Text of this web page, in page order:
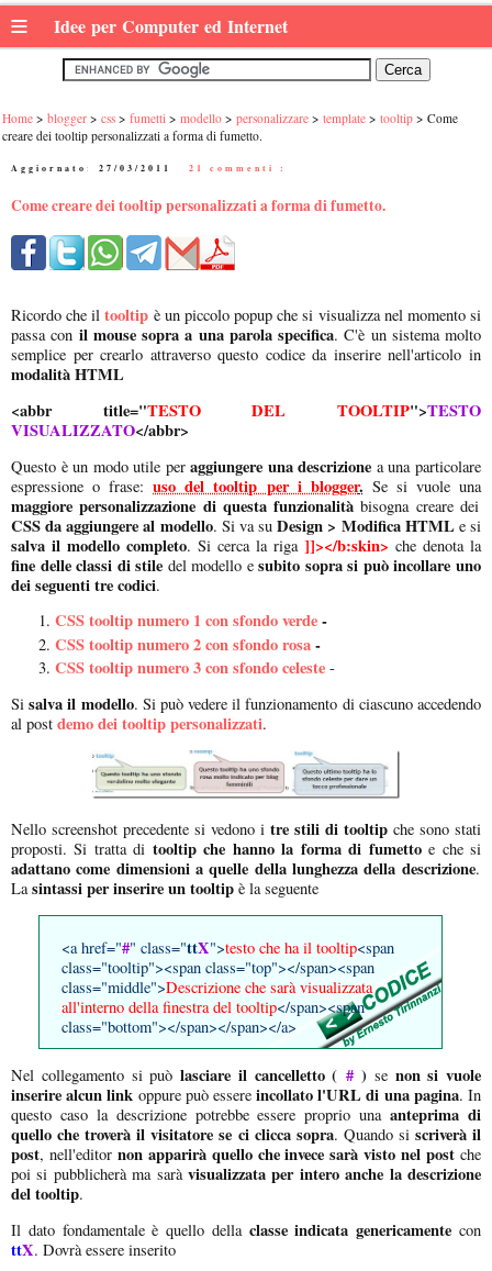
≡ Idee per Computer ed Internet
Home blogger css fumetti modello personalizzare template tooltip
Come
creare dei tooltip personalizzati a forma di fumetto.
Aggiornato: 27/03/2011 21 commenti :
Come creare dei tooltip personalizzati a forma di fumetto.
Ricordo che iltooltip è un piccolo popup che si visualizza nel momento si
passa con il mouse sopra a una parola specifica. C'è un sistema molto
semplice per crearlo attraverso questo codice da inserire nell'articolo in
modalità HTML
<abbr title="TESTO DEL TOOLTIP">TESTO
VISUALIZZATO</abbr>
Questo è un modo utile peraggiungere una descrizione a una particolare
espressione o frase:uso del tooltip per i blogger. Se si vuole una
maggiore personalizzazione di questa funzionalitàbisogna creare dei
CSS da aggiungere al modello. Si va suDesign > Modifica HTMLe si
salva il modello completo. Si cerca la riga]]></b:skin> che denota la
fine delle classi di stile del modello esubito sopra si può incollare uno
dei seguenti tre codici.
CSS tooltip numero 1 con sfondo verde-
CSS tooltip numero 2 con sfondo rosa-
CSS tooltip numero 3 con sfondo celeste -
Si salva il modello. Si può vedere il funzionamento di ciascuno accedendo
al post demo dei tooltip personalizzati.
Nello screenshot precedente si vedono i tre stili di tooltip che sono stati
proposti. Si tratta di tooltip che hanno la forma di fumettoe che si
adattano come dimensioni a quelle della lunghezza della descrizione.
Lasintassi per inserire un tooltip è la seguente
<a href="#" class="ttX">testo che ha il tooltip<span
class="tooltip"><span class="top"></span><span
class="middle">Descrizione che sarà visualizzata
all'interno della finestra del tooltip</span><span
class="bottom"></span></span></a>
Nel collegamento si puòlasciare il cancelletto ( #)se non si vuole
inserire alcun link oppure può essereincollato l'URL di una pagina. In
questo caso la descrizione potrebbe essere proprio unaanteprima di
quello che troverà il visitatore se ci clicca sopra. Quando si scriverà il
post, nell'editor non apparirà quello che invece sarà visto nel post che
poi si pubblicherà ma sarà visualizzata per intero anche la descrizione
del tooltip.
Il dato fondamentale è quello della classe indicata genericamente con
ttX. Dovrà essere inserito